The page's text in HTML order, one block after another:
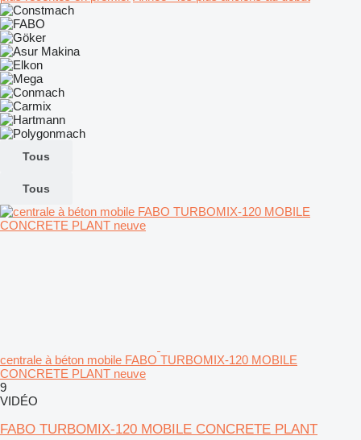
Tous
Tous
centrale à béton mobile FABO TURBOMIX-120 MOBILE
CONCRETE PLANT neuve
9
VIDÉO
FABO TURBOMIX-120 MOBILE CONCRETE PLANT